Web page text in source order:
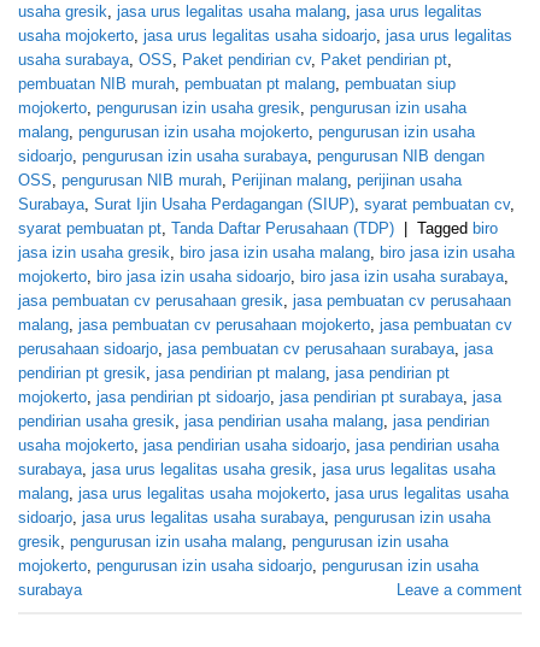
usaha gresik jasa urus legalitas usaha malang jasa urus legalitas
usaha mojokerto jasa urus legalitas usaha sidoarjo jasa urus legalitas
usaha surabaya OSS Paket pendirian cv, Paket pendirian pt
pembuatan NIB murah pembuatan pt malang pembuatan siup
mojokerto pengurusan izin usaha gresik pengurusan izin usaha
malang pengurusan izin usaha mojokerto pengurusan izin usaha
sidoarjo pengurusan izin usaha surabaya pengurusan NIB dengan
OSS pengurusan NIB murah Perijinan malang perijinan usaha
Surabaya Surat Ijin Usaha Perdagangan (SIUP) syarat pembuatan cv,
syarat pembuatan pt Tanda Daftar Perusahaan (TDP) Tagged biro
jasa izin usaha gresik
biro jasa izin usaha malang
biro jasa izin usaha
mojokerto
biro jasa izin usaha sidoarjo biro jasa izin usaha surabaya
jasa pembuatan cv perusahaan gresik jasa pembuatan cv perusahaan
malang jasa pembuatan cv perusahaan mojokerto jasa pembuatan cv
perusahaan sidoarjo jasa pembuatan cv perusahaan surabaya jasa
pendirian pt gresik jasa pendirian pt malang jasa pendirian pt
mojokerto jasa pendirian pt sidoarjo jasa pendirian pt surabaya jasa
pendirian usaha gresik jasa pendirian usaha malang jasa pendirian
usaha mojokerto jasa pendirian usaha sidoarjo jasa pendirian usaha
surabaya jasa urus legalitas usaha gresik jasa urus legalitas usaha
malang jasa urus legalitas usaha mojokerto jasa urus legalitas usaha
sidoarjo jasa urus legalitas usaha surabaya pengurusan izin usaha
gresik pengurusan izin usaha malang pengurusan izin usaha
mojokerto pengurusan izin usaha sidoarjo pengurusan izin usaha
surabaya
Leave a comment